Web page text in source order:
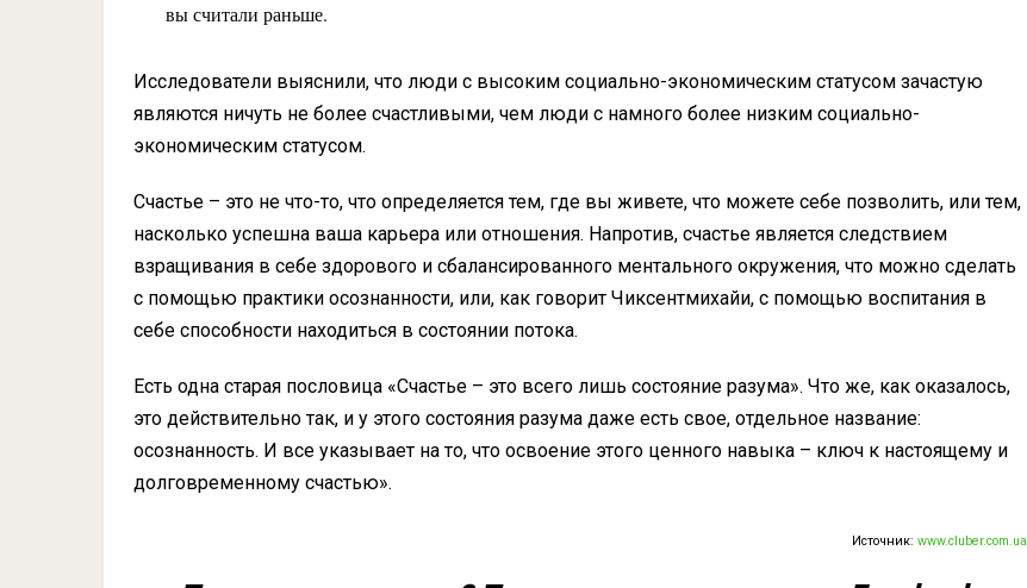
вы считали раньше.
Исследователи выяснили, что люди с высоким социально-экономическим статусом зачастую
являются ничуть не более счастливыми, чем люди с намного более низким социально-
экономическим статусом.
Счастье – это не что-то, что определяется тем, где вы живете, что можете себе позволить, или тем,
насколько успешна ваша карьера или отношения. Напротив, счастье является следствием
взращивания в себе здорового и сбалансированного ментального окружения, что можно сделать
с помощью практики осознанности, или, как говорит Чиксентмихайи, с помощью воспитания в
себе способности находиться в состоянии потока.
Есть одна старая пословица «Счастье – это всего лишь состояние разума». Что же, как оказалось,
это действительно так, и у этого состояния разума даже есть свое, отдельное название:
осознанность. И все указывает на то, что освоение этого ценного навыка – ключ к настоящему и
долговременному счастью».
Источник:www.cluber.com.ua